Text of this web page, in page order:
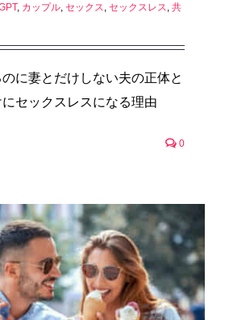
, カップル, セックス, セックスレス, 共
に妻とだけしない夫の正体と
セックスレスになる理由
0